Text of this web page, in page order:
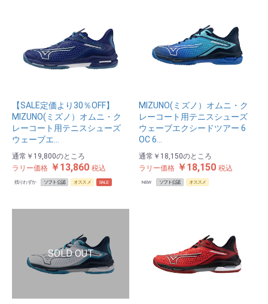
【SALE定価より30％OFF】
MIZUNO(ミズノ）オムニ・ク
レーコート用テニスシューズ
ウェーブエ…
通常 ￥19,800のところ
ラリー価格 ￥13,860 税込
残りわずか ソフト公認 オススメ SALE
MIZUNO(ミズノ）オムニ・ク
レーコート用テニスシューズ
ウェーブエクシードツアー 6
OC 6…
通常 ￥18,150のところ
ラリー価格 ￥18,150 税込
NEW ソフト公認 オススメ